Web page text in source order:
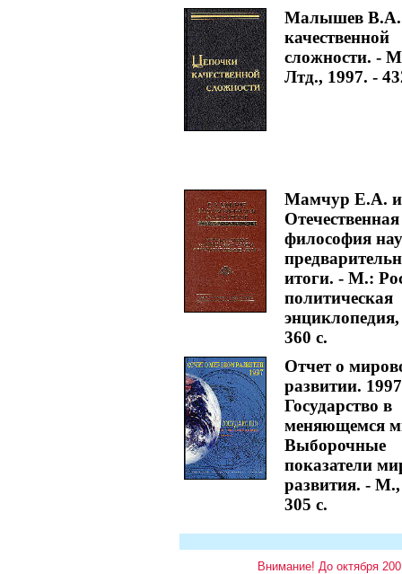
Малышев В.А.
качественной
сложности. -
Лтд., 1997. -
Мамчур Е.А.
Отечественная
философия
итоги. - М.:
политическая
360 с.
Отчет о
развитии.
Государство в
меняющемся
Выборочные
показатели
развития. -
305 с.
Внимание! До октября